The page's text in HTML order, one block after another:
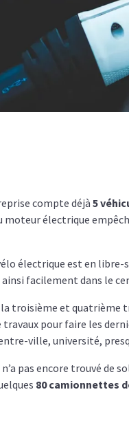
compte déjà 5
électrique
électrique est en libre-
facilement dans le
la troisième et
travaux pour faire les
ville, université,
n’a pas encore trouvé
80 camionnettes